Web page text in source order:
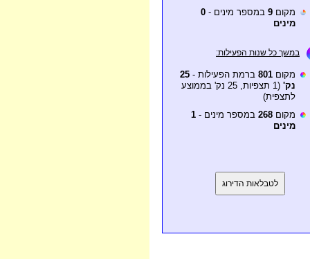
מקום 9 במספר מינים - 0
מינים
במשך כל שנות הפעילות:
מקום 801 ברמת הפעילות - 25
נק'
(1 תצפיות, 25 נק' בממוצע
לתצפית)
מקום 268 במספר מינים - 1
מינים
לטבלאות הדירוג